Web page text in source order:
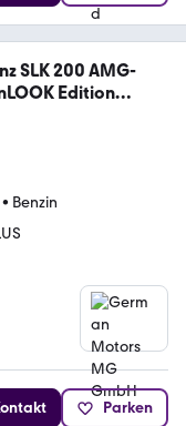
SLK 200 AMG-
Edition
• Benzin
Parken